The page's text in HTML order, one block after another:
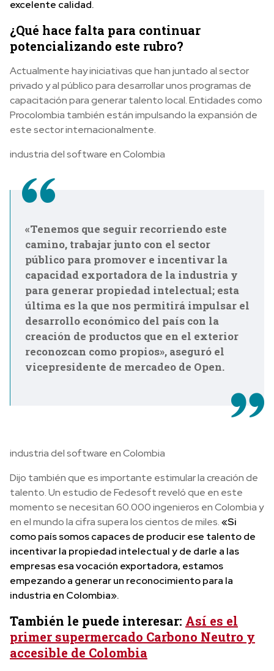
excelente calidad.
¿Qué hace falta para continuar
potencializando este rubro?
Actualmente hay iniciativas que han juntado al sector
privado y al público para desarrollar unos programas de
capacitación para generar talento local. Entidades como
Procolombia también están impulsando la expansión de
este sector internacionalmente.
industria del software en Colombia
«Tenemos que seguir recorriendo este
camino, trabajar junto con el sector
público para promover e incentivar la
capacidad exportadora de la industria y
para generar propiedad intelectual; esta
última es la que nos permitirá impulsar el
desarrollo económico del país con la
creación de productos que en el exterior
reconozcan como propios», aseguró el
vicepresidente de mercadeo de Open.
industria del software en Colombia
Dijo también que es importante estimular la creación de
talento. Un estudio de Fedesoft reveló que en este
momento se necesitan 60.000 ingenieros en Colombia y
en el mundo la cifra supera los cientos de miles.«Si
como país somos capaces de producir ese talento de
incentivar la propiedad intelectual y de darle a las
empresas esa vocación exportadora, estamos
empezando a generar un reconocimiento para la
industria en Colombia».
También le puede interesar: Así es el
primer supermercado Carbono Neutro y
accesible de Colombia